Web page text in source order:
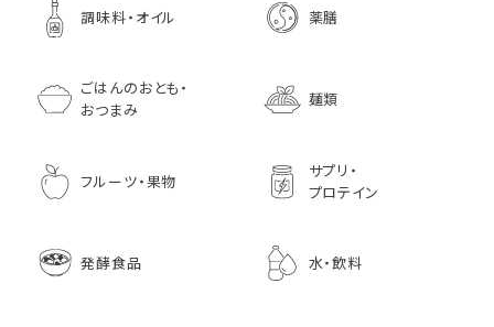
調味料・オイル 薬膳
ごはんのおとも・
おつまみ
麺類
フルーツ・果物
サプリ・
プロテイン
発酵食品 水・飲料